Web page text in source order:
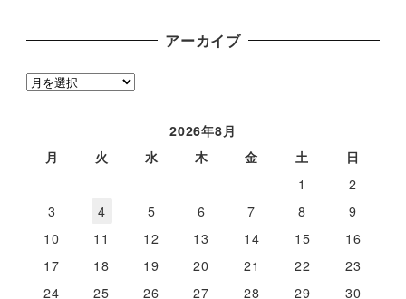
アーカイブ
ア
2026年8月
月
火 水 木 金 土
日
1
2
3
4 5 6 7 8
9
10
11 12 13 14 15
16
17
18 19 20 21 22
23
24
25 26 27 28 29 30